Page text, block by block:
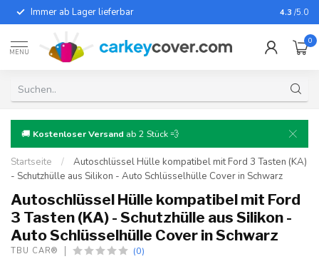
Immer ab Lager lieferbar Für fast
4.3 /5.0
MENU
0
🚚 Kostenloser Versand ab 2 Stück 💨
Startseite /
Autoschlüssel Hülle kompatibel mit Ford 3 Tasten (KA)
- Schutzhülle aus Silikon - Auto Schlüsselhülle Cover in Schwarz
Autoschlüssel Hülle kompatibel mit Ford
3 Tasten (KA) - Schutzhülle aus Silikon -
Auto Schlüsselhülle Cover in Schwarz
TBU CAR® (0)